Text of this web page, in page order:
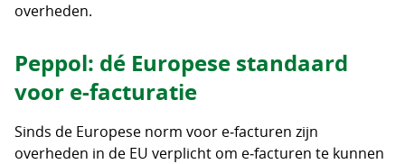
overheden.
Peppol: dé Europese standaard
voor e‑facturatie
Sinds de Europese norm voor e‑facturen zijn
overheden in de EU verplicht om e‑facturen te kunnen